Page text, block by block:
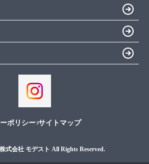
ポリシー サイトマップ
式会社 モデスト All Rights Reserved.